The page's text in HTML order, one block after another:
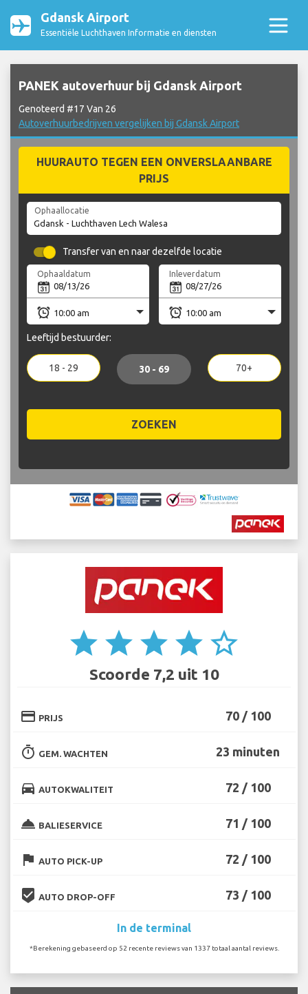
Gdansk Airport
Essentiële Luchthaven Informatie en diensten
PANEK autoverhuur bij Gdansk Airport
Genoteerd #17 Van 26
Autoverhuurbedrijven vergelijken bij Gdansk Airport
HUURAUTO TEGEN EEN ONVERSLAANBARE
PRIJS
Ophaallocatie
Transfer van en naar dezelfde locatie
Ophaaldatum Inleverdatum
Leeftijd bestuurder:
18 - 29 30 - 69 70+
ZOEKEN
star star star star star_border
Scoorde 7,2 uit 10
credit_card PRIJS 70 / 100
timer GEM. WACHTEN 23 minuten
directions_car AUTOKWALITEIT 72 / 100
room_service BALIESERVICE 71 / 100
flag AUTO PICK-UP 72 / 100
beenhere AUTO DROP-OFF 73 / 100
In de terminal
*Berekening gebaseerd op 52 recente reviews van 1337 totaal aantal reviews.